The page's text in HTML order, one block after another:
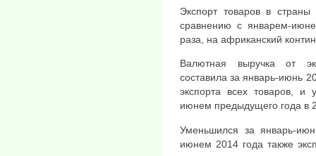
Экспорт товаров в
сравнению с январем-
раза, на африканский
Валютная выручка от
составила за январь-июнь
экспорта всех товаров,
июнем предыдущего года в
Уменьшился за январь-
июнем 2014 года также